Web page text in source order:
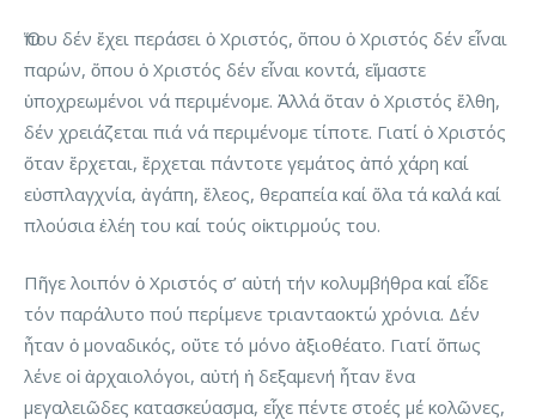
Ὅπου δέν ἔχει περάσει ὁ Χριστός, ὅπου ὁ Χριστός δέν εἶναι
παρών, ὅπου ὁ Χριστός δέν εἶναι κοντά, εἴμαστε
ὑποχρεωμένοι νά περιμένομε. Ἀλλά ὅταν ὁ Χριστός ἔλθη,
δέν χρειάζεται πιά νά περιμένομε τίποτε. Γιατί ὁ Χριστός
ὅταν ἔρχεται, ἔρχεται πάντοτε γεμάτος ἀπό χάρη καί
εὐσπλαγχνία, ἀγάπη, ἔλεος, θεραπεία καί ὅλα τά καλά καί
πλούσια ἐλέη του καί τούς οἰκτιρμούς του.
Πῆγε λοιπόν ὁ Χριστός σ’ αὐτή τήν κολυμβήθρα καί εἶδε
τόν παράλυτο πού περίμενε τριανταοκτώ χρόνια. Δέν
ἦταν ὁ μοναδικός, οὔτε τό μόνο ἀξιοθέατο. Γιατί ὅπως
λένε οἱ ἀρχαιολόγοι, αὐτή ἡ δεξαμενή ἦταν ἕνα
μεγαλειῶδες κατασκεύασμα, εἶχε πέντε στοές μέ κολῶνες,